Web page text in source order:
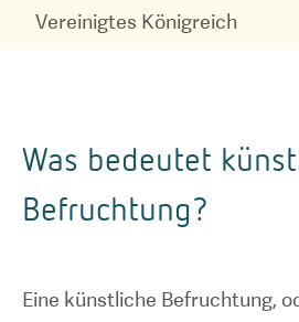
Vereinigtes Königreich
Was bedeutet
Befruchtung?
Eine künstliche Befruchtung,